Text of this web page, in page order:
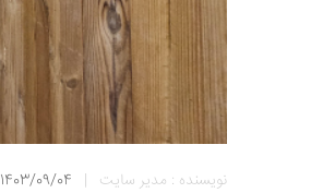
نویسنده : مدیر سایت |
1403/09/04 - 16:32